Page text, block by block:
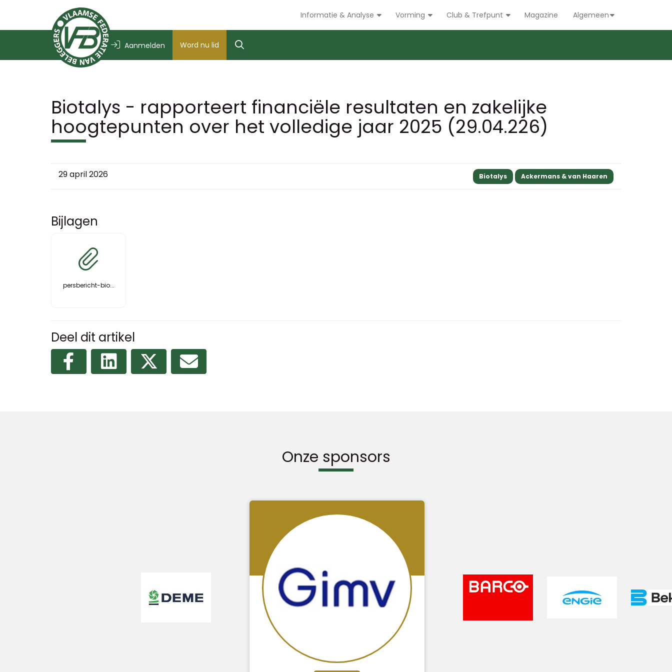
Informatie & Analyse Vorming Club & Trefpunt Magazine Algemeen
Aanmelden Word nu lid
Biotalys - rapporteert financiële resultaten en zakelijke
hoogtepunten over het volledige jaar 2025 (29.04.226)
29 april 2026 Biotalys Ackermans & van Haaren
Bijlagen
persbericht-bio...
Deel dit artikel
Onze sponsors